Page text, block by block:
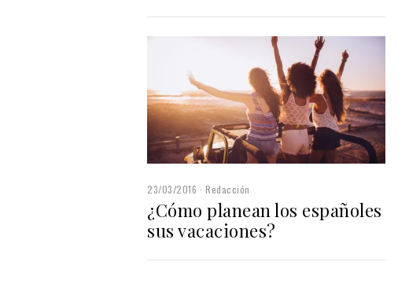
23/03/2016 Redacción
¿Cómo planean los españoles
sus vacaciones?